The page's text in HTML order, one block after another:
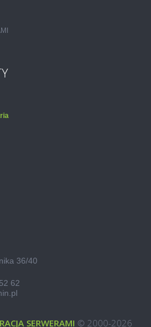
36/40
62
SERWERAMI © 2000-2026